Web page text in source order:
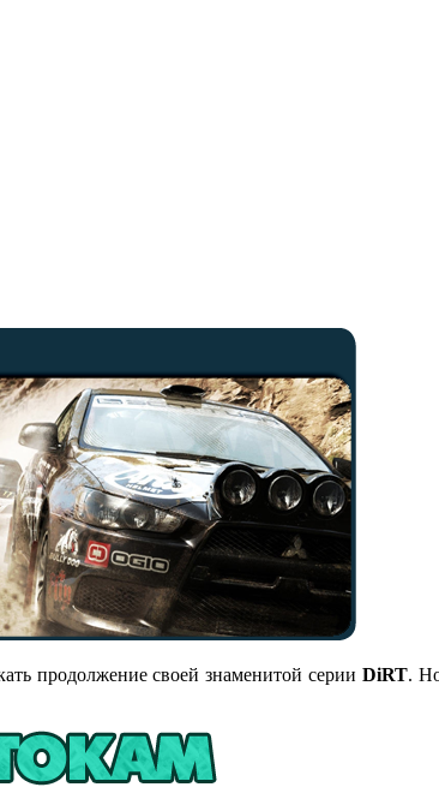
продолжение своей знаменитой серииDiRT.